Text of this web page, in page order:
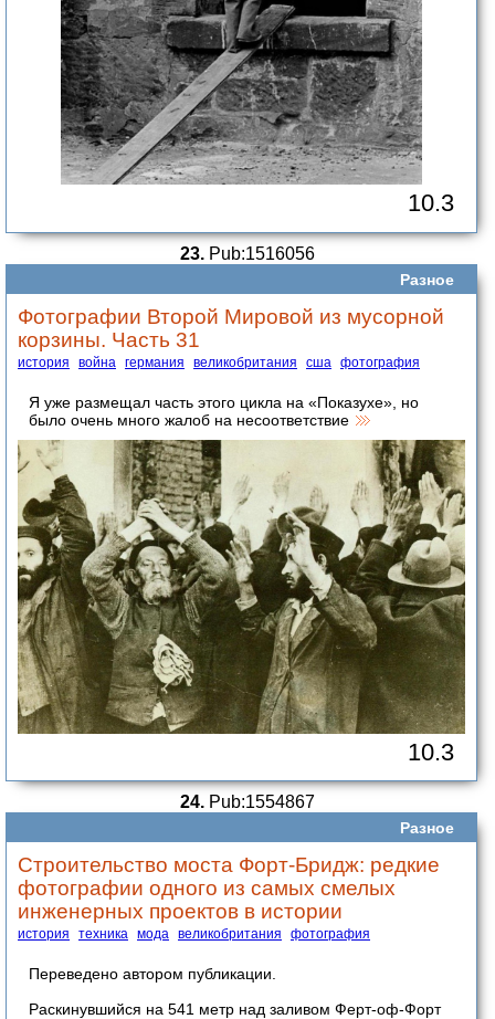
10.3
23. Pub:1516056
Разное
Фотографии Второй Мировой из мусорной
корзины. Часть 31
история война германия великобритания сша фотография
Я уже размещал часть этого цикла на «Показухе», но
было очень много жалоб на несоответствие
10.3
24. Pub:1554867
Разное
Строительство моста Форт-Бридж: редкие
фотографии одного из самых смелых
инженерных проектов в истории
история техника мода великобритания фотография
Переведено автором публикации.
Раскинувшийся на 541 метр над заливом Ферт-оф-Форт